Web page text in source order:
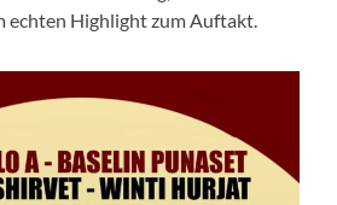
echten Highlight zum Auftakt.